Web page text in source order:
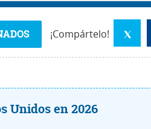
¡Compártelo!
Unidos en 2026